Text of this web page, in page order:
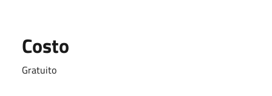
Costo
Gratuito